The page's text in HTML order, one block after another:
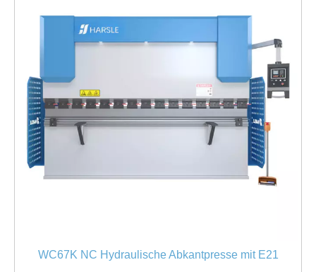
WC67K NC Hydraulische Abkantpresse mit E21